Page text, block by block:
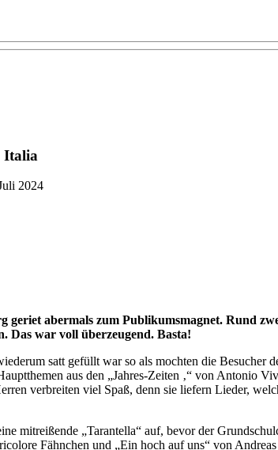
Italia
2024
abermals zum Publikumsmagnet. Rund
Das war voll überzeugend. Basta!
satt gefüllt war so als mochten die Besucher
aus den „Jahres-​Zeiten ‚“ von Antonio
verbreiten viel Spaß, denn sie liefern Lieder,
mitreißende „Tarantella“ auf, bevor der
Fähnchen und „Ein hoch auf uns“ von